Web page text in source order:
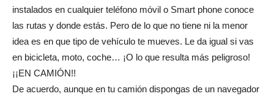
instalados en cualquier teléfono móvil o Smart phone conoce
las rutas y donde estás. Pero de lo que no tiene ni la menor
idea es en que tipo de vehículo te mueves. Le da igual si vas
en bicicleta, moto, coche… ¡O lo que resulta más peligroso!
¡¡EN CAMIÓN!!
De acuerdo, aunque en tu camión dispongas de un navegador